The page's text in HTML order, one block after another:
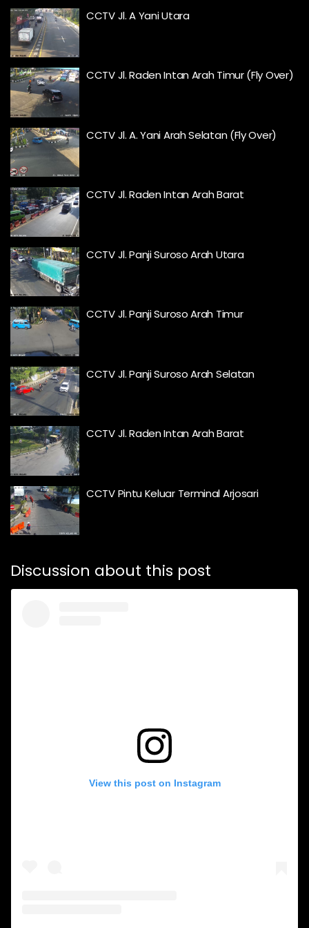
CCTV Jl. A Yani Utara
CCTV Jl. Raden Intan Arah Timur (Fly Over)
CCTV Jl. A. Yani Arah Selatan (Fly Over)
CCTV Jl. Raden Intan Arah Barat
CCTV Jl. Panji Suroso Arah Utara
CCTV Jl. Panji Suroso Arah Timur
CCTV Jl. Panji Suroso Arah Selatan
CCTV Jl. Raden Intan Arah Barat
CCTV Pintu Keluar Terminal Arjosari
Discussion about this post
View this post on Instagram